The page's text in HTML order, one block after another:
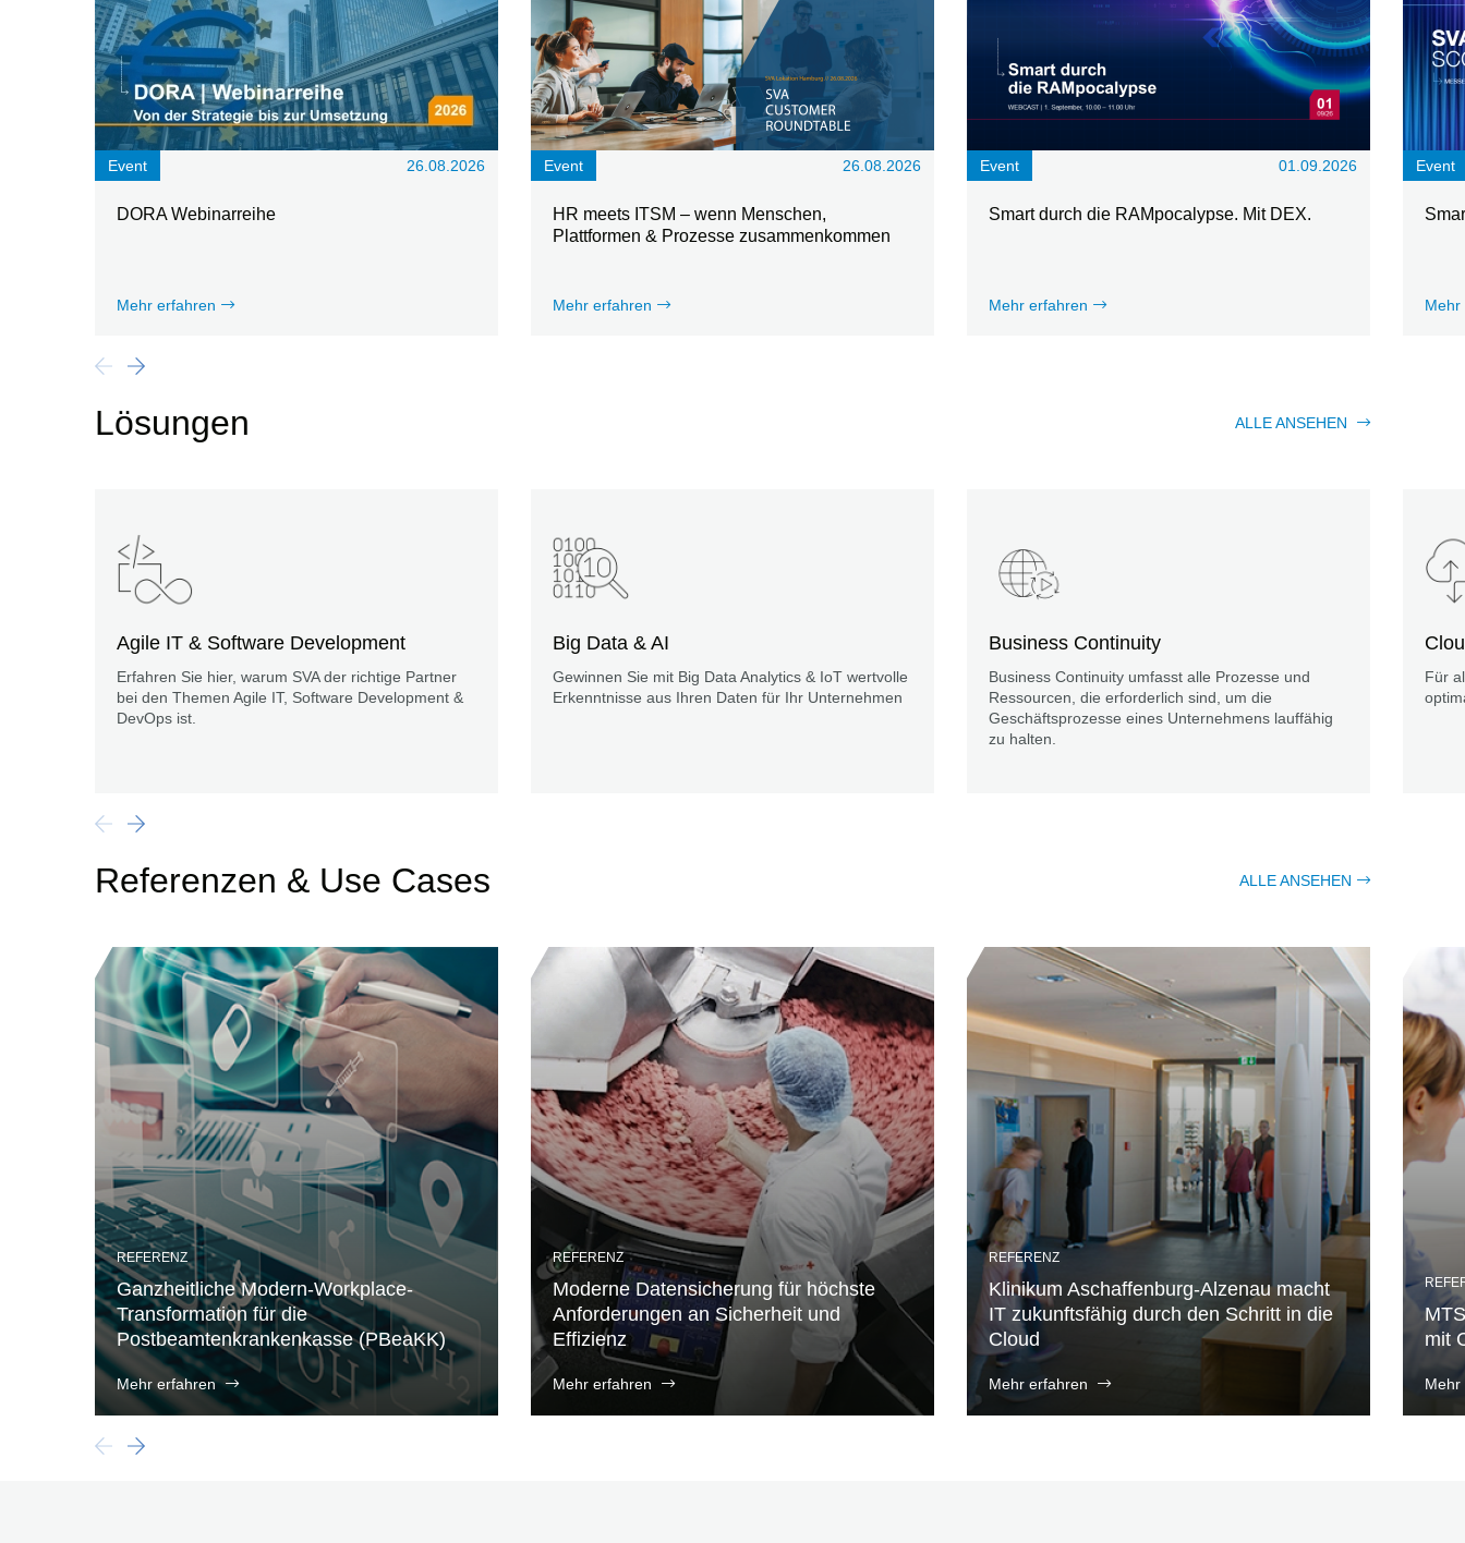
Event 26.08.2026
DORA Webinarreihe
Mehr erfahren
Event 26.08.2026
HR meets ITSM – wenn Menschen,
Plattformen & Prozesse zusammenkommen
Mehr erfahren
Event 01.09.2026
Smart durch die RAMpocalypse. Mit DEX.
Mehr erfahren
Event
Mehr
Lösungen ALLE ANSEHEN
Agile IT & Software Development
Erfahren Sie hier, warum SVA der richtige Partner
bei den Themen Agile IT, Software Development &
DevOps ist.
Big Data & AI
Gewinnen Sie mit Big Data Analytics & IoT wertvolle
Erkenntnisse aus Ihren Daten für Ihr Unternehmen
Business Continuity
Business Continuity umfasst alle Prozesse und
Ressourcen, die erforderlich sind, um die
Geschäftsprozesse eines Unternehmens lauffähig
zu halten.
Für
Referenzen & Use Cases ALLE ANSEHEN
REFERENZ
Ganzheitliche Modern-Workplace-
Transformation für die
Postbeamtenkrankenkasse (PBeaKK)
Mehr erfahren
REFERENZ
Moderne Datensicherung für höchste
Anforderungen an Sicherheit und
Effizienz
Mehr erfahren
REFERENZ
Klinikum Aschaffenburg-Alzenau macht
IT zukunftsfähig durch den Schritt in die
Cloud
Mehr erfahren
mit